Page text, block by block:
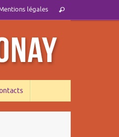
légales
pour
Rechercher